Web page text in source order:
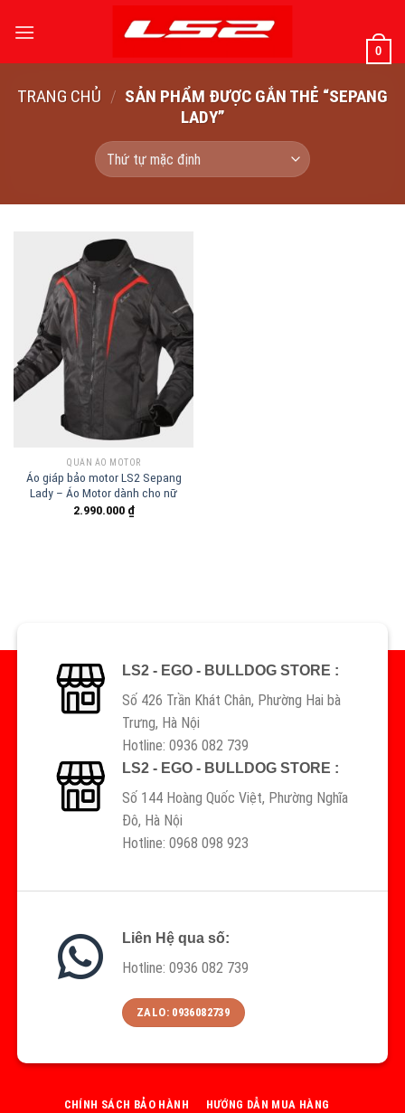
qua
0
TRANG CHỦ / SẢN PHẨM ĐƯỢC GẮN THẺ “SEPANG
LADY”
QUẦN ÁO MOTOR
Áo giáp bảo motor LS2 Sepang
Lady – Áo Motor dành cho nữ
2.990.000 ₫
LS2 - EGO - BULLDOG STORE :
Số 426 Trần Khát Chân, Phường Hai bà
Trưng, Hà Nội
Hotline: 0936 082 739
LS2 - EGO - BULLDOG STORE :
Số 144 Hoàng Quốc Việt, Phường Nghĩa
Đô, Hà Nội
Hotline: 0968 098 923
Liên Hệ qua số:
Hotline: 0936 082 739
ZALO: 0936082739
CHÍNH SÁCH BẢO HÀNH HƯỚNG DẪN MUA HÀNG